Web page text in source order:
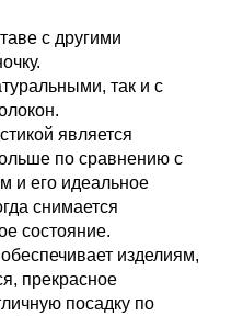
с другими
так и с
является
по сравнению с
и его идеальное
снимается
состояние.
изделиям,
прекрасное
посадку по